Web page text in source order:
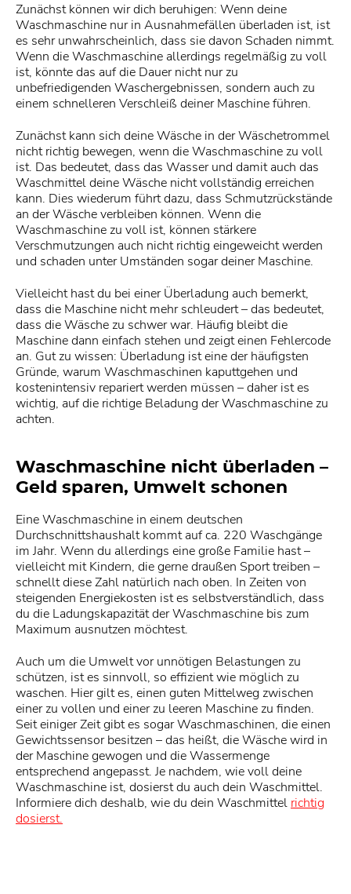
Zunächst können wir dich beruhigen: Wenn deine
Waschmaschine nur in Ausnahmefällen überladen ist, ist
es sehr unwahrscheinlich, dass sie davon Schaden nimmt.
Wenn die Waschmaschine allerdings regelmäßig zu voll
ist, könnte das auf die Dauer nicht nur zu
unbefriedigenden Waschergebnissen, sondern auch zu
einem schnelleren Verschleiß deiner Maschine führen.
Zunächst kann sich deine Wäsche in der Wäschetrommel
nicht richtig bewegen, wenn die Waschmaschine zu voll
ist. Das bedeutet, dass das Wasser und damit auch das
Waschmittel deine Wäsche nicht vollständig erreichen
kann. Dies wiederum führt dazu, dass Schmutzrückstände
an der Wäsche verbleiben können. Wenn die
Waschmaschine zu voll ist, können stärkere
Verschmutzungen auch nicht richtig eingeweicht werden
und schaden unter Umständen sogar deiner Maschine.
Vielleicht hast du bei einer Überladung auch bemerkt,
dass die Maschine nicht mehr schleudert – das bedeutet,
dass die Wäsche zu schwer war. Häufig bleibt die
Maschine dann einfach stehen und zeigt einen Fehlercode
an. Gut zu wissen: Überladung ist eine der häufigsten
Gründe, warum Waschmaschinen kaputtgehen und
kostenintensiv repariert werden müssen – daher ist es
wichtig, auf die richtige Beladung der Waschmaschine zu
achten.
Waschmaschine nicht überladen –
Geld sparen, Umwelt schonen
Eine Waschmaschine in einem deutschen
Durchschnittshaushalt kommt auf ca. 220 Waschgänge
im Jahr. Wenn du allerdings eine große Familie hast –
vielleicht mit Kindern, die gerne draußen Sport treiben –
schnellt diese Zahl natürlich nach oben. In Zeiten von
steigenden Energiekosten ist es selbstverständlich, dass
du die Ladungskapazität der Waschmaschine bis zum
Maximum ausnutzen möchtest.
Auch um die Umwelt vor unnötigen Belastungen zu
schützen, ist es sinnvoll, so effizient wie möglich zu
waschen. Hier gilt es, einen guten Mittelweg zwischen
einer zu vollen und einer zu leeren Maschine zu finden.
Seit einiger Zeit gibt es sogar Waschmaschinen, die einen
Gewichtssensor besitzen – das heißt, die Wäsche wird in
der Maschine gewogen und die Wassermenge
entsprechend angepasst. Je nachdem, wie voll deine
Waschmaschine ist, dosierst du auch dein Waschmittel.
Informiere dich deshalb, wie du dein Waschmittel richtig
dosierst.